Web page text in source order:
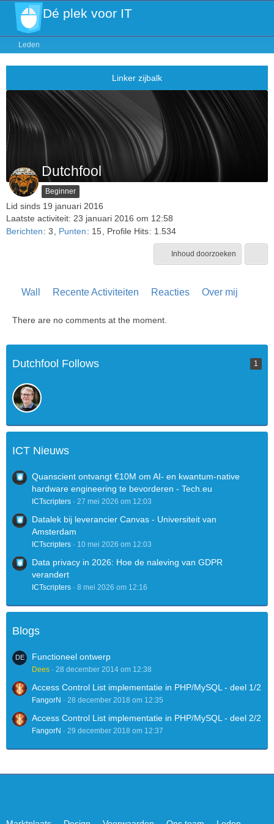
Dé plek voor IT
Leden
Dutchfool
Beginner
Lid sinds 19 januari 2016
Laatste activiteit: 23 januari 2016 om 12:58
Berichten
3 Punten 15 Profile Hits 1.534
Inhoud doorzoeken
Wall Recente Activiteiten Reacties Over mij
There are no comments at the moment.
Dutchfool Follows 1
ICT Nieuws
Quanscient ontvangt €10M om AI- en kwantum-native
hardware engineering te bevorderen - Tech.eu
ICTscripters 27 mei 2026 om 12:03
Datalek bij leverancier Canvas - Universiteit van
Amsterdam
ICTscripters 10 mei 2026 om 12:03
Data privacy in 2026: Hoe de naleving van GDPR
verandert
ICTscripters 8 mei 2026 om 12:16
Blogs
Functioneel ontwerp
Dees 28 december 2014 om 12:38
Access Control List implementatie in PHP/MySQL - deel 1/2
FangorN 28 december 2018 om 12:35
Access Control List implementatie in PHP/MySQL - deel 2/2
FangorN 29 december 2018 om 12:37